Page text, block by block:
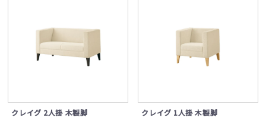
クレイグ 2人掛 木製脚
クレイグ 1人掛 木製脚